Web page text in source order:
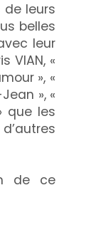
de leurs
belles
leur
VIAN, «
», «
», «
que les
de ce